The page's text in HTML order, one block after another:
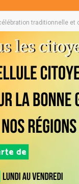
traditionnelle